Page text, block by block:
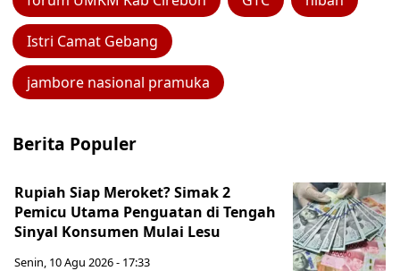
Istri Camat Gebang
jambore nasional pramuka
Berita Populer
Rupiah Siap Meroket? Simak 2
Pemicu Utama Penguatan di Tengah
Sinyal Konsumen Mulai Lesu
Senin, 10 Agu 2026 - 17:33